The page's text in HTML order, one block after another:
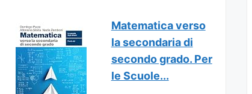
Matematica verso
la secondaria di
secondo grado. Per
le Scuole...